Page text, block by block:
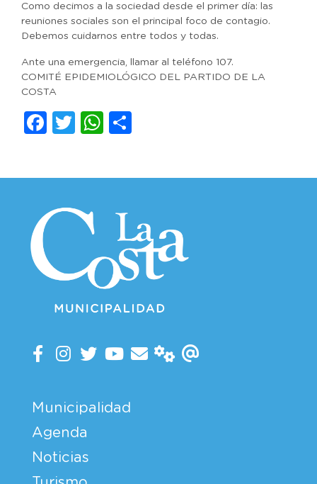
Como decimos a la sociedad desde el primer día: las
reuniones sociales son el principal foco de contagio.
Debemos cuidarnos entre todos y todas.
Ante una emergencia, llamar al teléfono 107.
COMITÉ EPIDEMIOLÓGICO DEL PARTIDO DE LA
COSTA
Facebook
TwitterWhatsApp
Municipalidad
Agenda
Noticias